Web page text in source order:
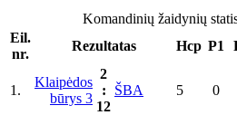
Komandinių žaidynių
Eil.
nr.
Rezultatas Hcp P1
1.
Klaipėdos
būrys 3
2
:
12
ŠBA 5 0